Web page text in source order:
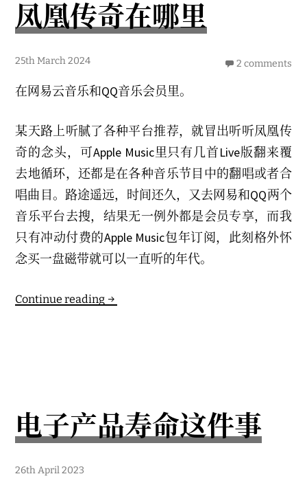
凤凰传奇在哪里
2
h
r
c
h
2
0
2
4
25th March 2024 2 comments
在网易云音乐和QQ音乐会员里。
某天路上听腻了各种平台推荐，就冒出听听凤凰传
奇的念头，可Apple Music里只有几首Live版翻来覆
去地循环，还都是在各种音乐节目中的翻唱或者合
唱曲目。路途遥远，时间还久，又去网易和QQ两个
音乐平台去搜，结果无一例外都是会员专享，而我
只有冲动付费的Apple Music包年订阅，此刻格外怀
念买一盘磁带就可以一直听的年代。
Continue reading凤
里
电子产品寿命这件事
5
26th April 2023